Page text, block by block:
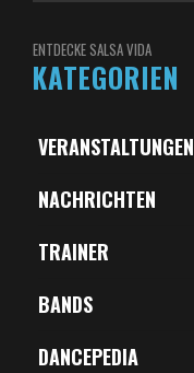
ENTDECKE SALSA VIDA
KATEGORIEN
VERANSTALTUNGEN
NACHRICHTEN
TRAINER
BANDS
DANCEPEDIA